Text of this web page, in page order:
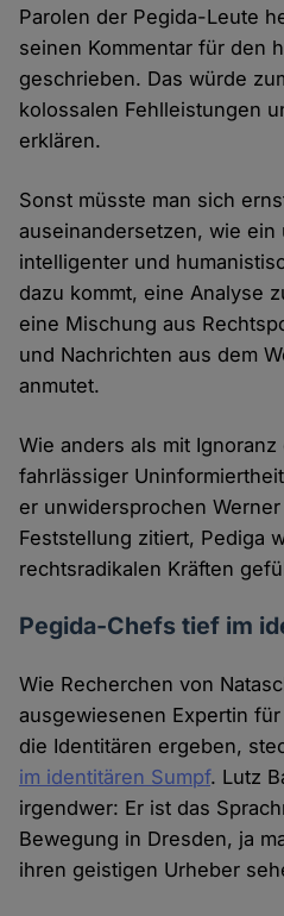
Parolen der Pegida-Leute
seinen Kommentar für den
geschrieben. Das würde
kolossalen Fehlleistungen
erklären.
Sonst müsste man sich
auseinandersetzen, wie ein
intelligenter und
dazu kommt, eine Analyse
eine Mischung aus
und Nachrichten aus dem
anmutet.
Wie anders als mit
fahrlässiger
er unwidersprochen
Feststellung zitiert, Pediga
rechtsradikalen Kräften
Pegida-Chefs tief im
Wie Recherchen von
ausgewiesenen Expertin
die Identitären ergeben,
im identitären Sumpf. Lutz
irgendwer: Er ist das
Bewegung in Dresden, ja
ihren geistigen Urheber